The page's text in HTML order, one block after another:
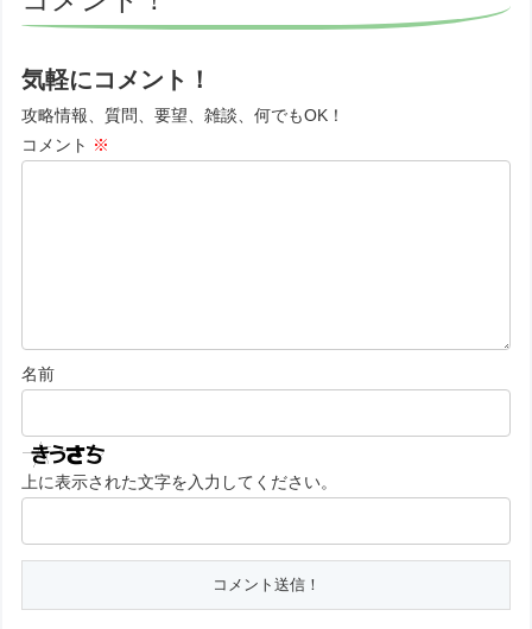
気軽にコメント！
攻略情報、質問、要望、雑談、何でもOK！
コメント ※
名前
上に表示された文字を入力してください。